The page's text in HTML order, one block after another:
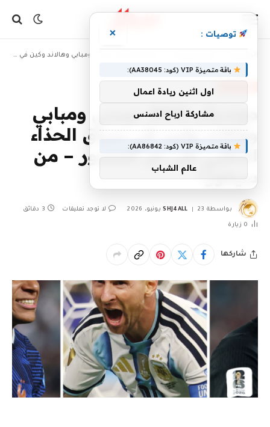
مونديال 2026: ميسي ومبابي
وهالاند وكين في سباق الحذاء
الذهبي على مر العصور – من
سيفوز؟
بواسطة SHJ4ALL 23 يونيو، 2026 لا توجد تعليقات 3 دقائق
0 زيارة
شاركها
توصيات : ×
باقة متميزة VIP (كود: AA38045):
اول اثنين ريادة اعمال
مشاركة ارباح ادسنس
باقة متميزة VIP (كود: AA86842):
عالم الشباب